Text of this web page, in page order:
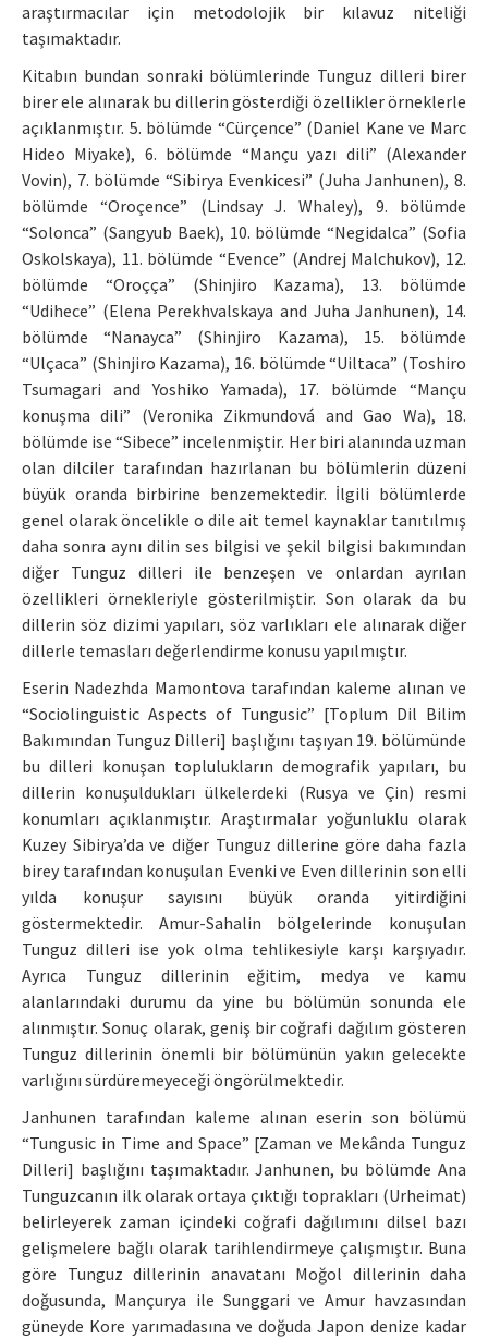
araştırmacılar için metodolojik bir kılavuz niteliği
taşımaktadır.
Kitabın bundan sonraki bölümlerinde Tunguz dilleri birer
birer ele alınarak bu dillerin gösterdiği özellikler örneklerle
açıklanmıştır. 5. bölümde “Cürçence” (Daniel Kane ve Marc
Hideo Miyake), 6. bölümde “Mançu yazı dili” (Alexander
Vovin), 7. bölümde “Sibirya Evenkicesi” (Juha Janhunen), 8.
bölümde “Oroçence” (Lindsay J. Whaley), 9. bölümde
“Solonca” (Sangyub Baek), 10. bölümde “Negidalca” (Sofia
Oskolskaya), 11. bölümde “Evence” (Andrej Malchukov), 12.
bölümde “Oroçça” (Shinjiro Kazama), 13. bölümde
“Udihece” (Elena Perekhvalskaya and Juha Janhunen), 14.
bölümde “Nanayca” (Shinjiro Kazama), 15. bölümde
“Ulçaca” (Shinjiro Kazama), 16. bölümde “Uiltaca” (Toshiro
Tsumagari and Yoshiko Yamada), 17. bölümde “Mançu
konuşma dili” (Veronika Zikmundová and Gao Wa), 18.
bölümde ise “Sibece” incelenmiştir. Her biri alanında uzman
olan dilciler tarafından hazırlanan bu bölümlerin düzeni
büyük oranda birbirine benzemektedir. İlgili bölümlerde
genel olarak öncelikle o dile ait temel kaynaklar tanıtılmış
daha sonra aynı dilin ses bilgisi ve şekil bilgisi bakımından
diğer Tunguz dilleri ile benzeşen ve onlardan ayrılan
özellikleri örnekleriyle gösterilmiştir. Son olarak da bu
dillerin söz dizimi yapıları, söz varlıkları ele alınarak diğer
dillerle temasları değerlendirme konusu yapılmıştır.
Eserin Nadezhda Mamontova tarafından kaleme alınan ve
“Sociolinguistic Aspects of Tungusic” [Toplum Dil Bilim
Bakımından Tunguz Dilleri] başlığını taşıyan 19. bölümünde
bu dilleri konuşan toplulukların demografik yapıları, bu
dillerin konuşuldukları ülkelerdeki (Rusya ve Çin) resmi
konumları açıklanmıştır. Araştırmalar yoğunluklu olarak
Kuzey Sibirya’da ve diğer Tunguz dillerine göre daha fazla
birey tarafından konuşulan Evenki ve Even dillerinin son elli
yılda konuşur sayısını büyük oranda yitirdiğini
göstermektedir. Amur-Sahalin bölgelerinde konuşulan
Tunguz dilleri ise yok olma tehlikesiyle karşı karşıyadır.
Ayrıca Tunguz dillerinin eğitim, medya ve kamu
alanlarındaki durumu da yine bu bölümün sonunda ele
alınmıştır. Sonuç olarak, geniş bir coğrafi dağılım gösteren
Tunguz dillerinin önemli bir bölümünün yakın gelecekte
varlığını sürdüremeyeceği öngörülmektedir.
Janhunen tarafından kaleme alınan eserin son bölümü
“Tungusic in Time and Space” [Zaman ve Mekânda Tunguz
Dilleri] başlığını taşımaktadır. Janhunen, bu bölümde Ana
Tunguzcanın ilk olarak ortaya çıktığı toprakları (Urheimat)
belirleyerek zaman içindeki coğrafi dağılımını dilsel bazı
gelişmelere bağlı olarak tarihlendirmeye çalışmıştır. Buna
göre Tunguz dillerinin anavatanı Moğol dillerinin daha
doğusunda, Mançurya ile Sunggari ve Amur havzasından
güneyde Kore yarımadasına ve doğuda Japon denize kadar